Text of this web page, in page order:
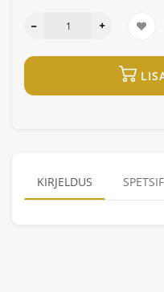
KIRJELDUS